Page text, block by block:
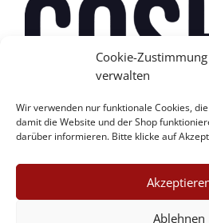
Cookie-Zustimmung
verwalten
Wir verwenden nur funktionale Cookies,
damit die Website und der Shop
darüber informieren. Bitte klicke auf
Ablehnen